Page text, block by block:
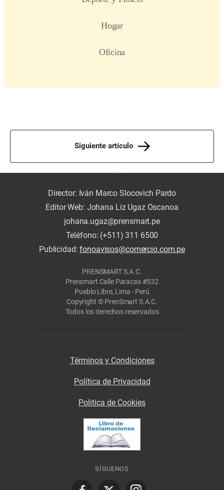
Siguiente artículo
Director: Iván Marco Slocovich Pardo
Editor Web: Johana Liz Ugaz Oscanoa
johana.ugaz@prensmart.pe
Teléfono: (+511) 311 6500
Publicidad:fonoavisos@comercio.com.pe
PRENSMART S.A.C.
Prensmart Calle Paracas #532
Pueblo Libre, Lima - Perú
Copyright © PrenSmart S.A.C.
Todos los derechos reservados
Términos y Condiciones
Política de Privacidad
Politica de Cookies
SÍGUENOS